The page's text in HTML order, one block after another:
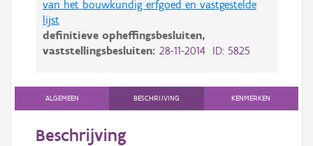
van het bouwkundig erfgoed en vastgestelde
lijst
definitieve opheffingsbesluiten,
vaststellingsbesluiten: 28-11-2014 ID: 5825
ALGEMEEN BESCHRIJVING KENMERKEN
Beschrijving